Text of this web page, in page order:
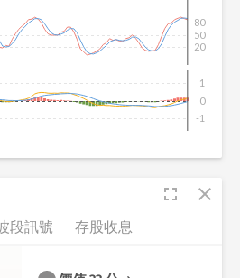
20
50
80
-1
0
1
fullscreen close
段訊號 存股收息